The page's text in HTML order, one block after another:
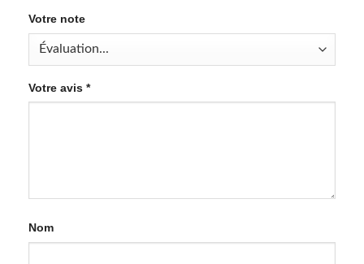
Votre note
Votre avis *
Nom